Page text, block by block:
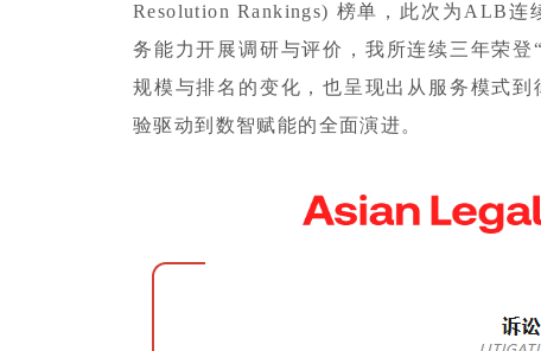
Resolution Rankings) 榜单，此次为ALB连
务能力开展调研与评价，我所连续三年荣登“
规模与排名的变化，也呈现出从服务模式
验驱动到数智赋能的全面演进。